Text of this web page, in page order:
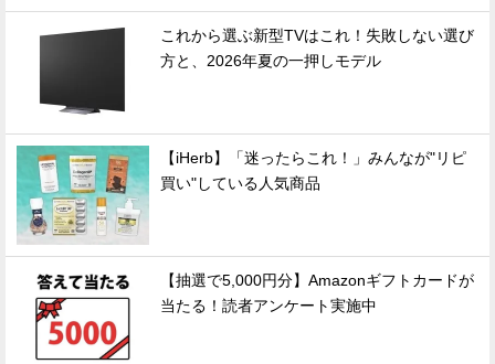
これから選ぶ新型TVはこれ！失敗しない選び
方と、2026年夏の一押しモデル
【iHerb】「迷ったらこれ！」みんなが"リピ
買い"している人気商品
【抽選で5,000円分】Amazonギフトカードが
当たる！読者アンケート実施中